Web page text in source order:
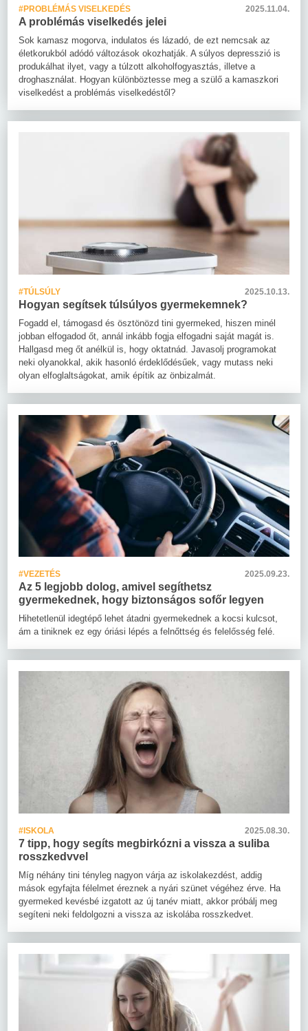
#PROBLÉMÁS VISELKEDÉS 2025.11.04.
A problémás viselkedés jelei
Sok kamasz mogorva, indulatos és lázadó, de ezt nemcsak az
életkorukból adódó változások okozhatják. A súlyos depresszió is
produkálhat ilyet, vagy a túlzott alkoholfogyasztás, illetve a
droghasználat. Hogyan különböztesse meg a szülő a kamaszkori
viselkedést a problémás viselkedéstől?
#TÚLSÚLY 2025.10.13.
Hogyan segítsek túlsúlyos gyermekemnek?
Fogadd el, támogasd és ösztönözd tini gyermeked, hiszen minél
jobban elfogadod őt, annál inkább fogja elfogadni saját magát is.
Hallgasd meg őt anélkül is, hogy oktatnád. Javasolj programokat
neki olyanokkal, akik hasonló érdeklődésűek, vagy mutass neki
olyan elfoglaltságokat, amik építik az önbizalmát.
#VEZETÉS 2025.09.23.
Az 5 legjobb dolog, amivel segíthetsz
gyermekednek, hogy biztonságos sofőr legyen
Hihetetlenül idegtépő lehet átadni gyermekednek a kocsi kulcsot,
ám a tiniknek ez egy óriási lépés a felnőttség és felelősség felé.
#ISKOLA 2025.08.30.
7 tipp, hogy segíts megbirkózni a vissza a suliba
rosszkedvvel
Míg néhány tini tényleg nagyon várja az iskolakezdést, addig
mások egyfajta félelmet éreznek a nyári szünet végéhez érve. Ha
gyermeked kevésbé izgatott az új tanév miatt, akkor próbálj meg
segíteni neki feldolgozni a vissza az iskolába rosszkedvet.